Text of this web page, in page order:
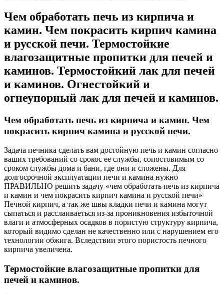
Чем обработать печь из кирпича и
камин. Чем покрасить кирпич камина
и русской печи. Термостойкие
влагозащитные пропитки для печей и
каминов. Термостойкий лак для печей
и каминов. Огнестойкий и
огнеупорный лак для печей и каминов.
Чем обработать печь из кирпича и камин. Чем
покрасить кирпич камина и русской печи.
Задача печника сделать вам достойную печь и камин согласно
ваших требований со срокос ее службы, сопостовимым со
сроком службы дома и бани, где они и сложены. Для
долгосрочной эксплуатации печи и камина нужно
ПРАВИЛЬНО решить задачу «чем обработать печь из кирпича
и камин и чем покрасить кирпич камина и русской печи»
Печной кирпич, а так же швы кладки печи и камина могут
сыпаться и расслаиваеться из-за проникновения избыточной
влаги и атмосферных осадков в пористую структуру кирпича,
который видимо сделан не качественно или с нарушением его
технологии обжига. Вследствии этого пористость печного
кирпича увеличена.
Термостойкие влагозащитные пропитки для
печей и каминов.